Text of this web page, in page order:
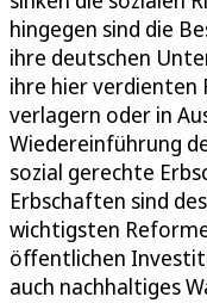
hingegen sind die
ihre deutschen
ihre hier verdienten
verlagern oder in
Wiedereinführung
sozial gerechte
Erbschaften sind
wichtigsten
öffentlichen
auch nachhaltiges